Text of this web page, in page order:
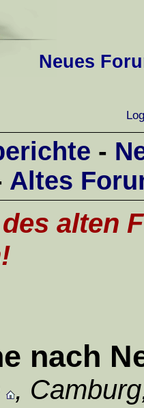
Neues
-
Altes
alten
nach
, Camburg